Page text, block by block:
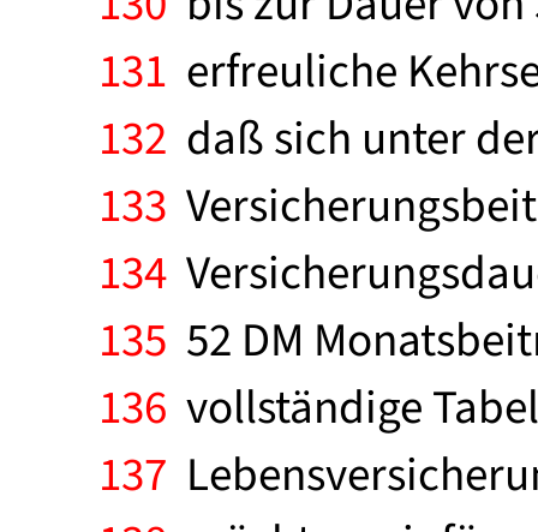
131 erfreuliche
132 daß sich unter
133
134
135 52 DM
136 vollständige
137